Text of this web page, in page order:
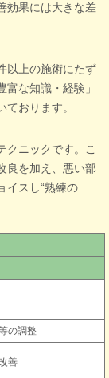
効果には大きな差
以上の施術にたず
な知識・経験」
おります。
クニックです。こ
良を加え、悪い部
イスし“熟練の
の調整
善